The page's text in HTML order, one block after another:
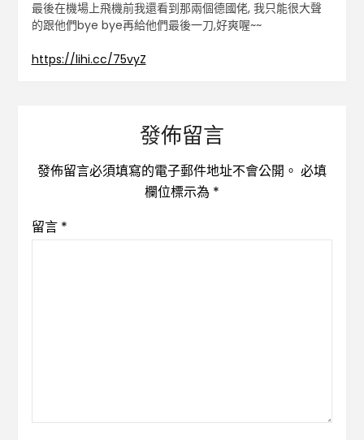
最後在機場上飛機前我還看到那兩個德國佬, 我只能很大聲
的跟他們bye bye再給他們最後一刀,好爽喔~~
https://lihi.cc/75vyZ
發佈留言
發佈留言必須填寫的電子郵件地址不會公開。 必填
欄位標示為 *
留言 *